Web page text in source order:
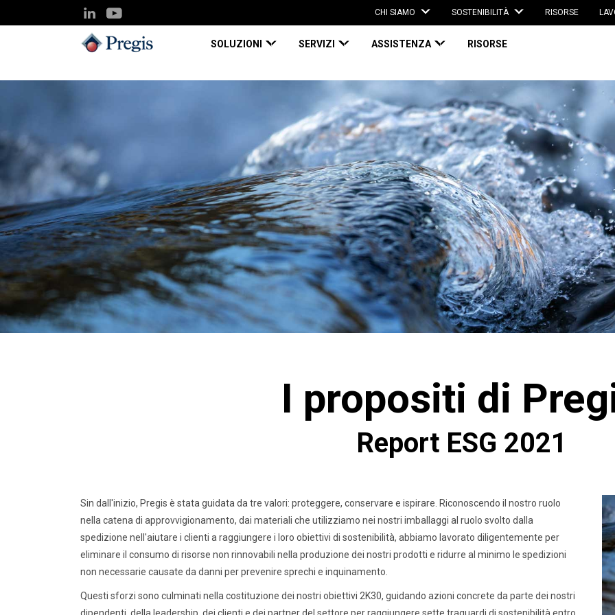
CHI SIAMO SOSTENIBILITÀ RISORSE
SOLUZIONI SERVIZI ASSISTENZA RISORSE
I propositi di
Report ESG 2021
Sin dall'inizio, Pregis è stata guidata da tre valori: proteggere, conservare e ispirare. Riconoscendo il nostro ruolo
nella catena di approvvigionamento, dai materiali che utilizziamo nei nostri imballaggi al ruolo svolto dalla
spedizione nell'aiutare i clienti a raggiungere i loro obiettivi di sostenibilità, abbiamo lavorato diligentemente per
eliminare il consumo di risorse non rinnovabili nella produzione dei nostri prodotti e ridurre al minimo le spedizioni
non necessarie causate da danni per prevenire sprechi e inquinamento.
Questi sforzi sono culminati nella costituzione dei nostri obiettivi 2K30, guidando azioni concrete da parte dei nostri